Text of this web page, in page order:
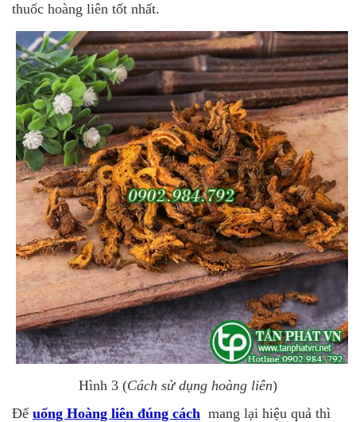
thuốc hoàng liên tốt nhất.
Hình 3 (Cách sử dụng hoàng liên)
Để uống Hoàng liên đúng cách mang lại hiệu quả thì